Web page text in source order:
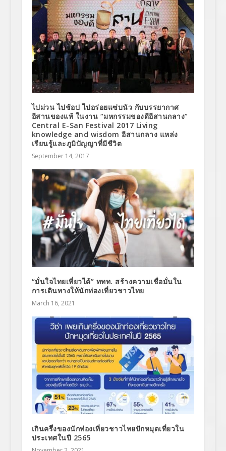
ไปม่วน ไปช้อป ไปอร่อยแซ่บนัว กับบรรยากาศ
อีสานของแท้ ในงาน “มหกรรมของดีอีสานกลาง”
Central E-San Festival 2017 Living
knowledge and wisdom อีสานกลาง แหล่ง
เรียนรู้และภูมิปัญญาที่มีชีวิต
September 14, 2017
“มั่นใจไทยเที่ยวได้” ททท. สร้างความเชื่อมั่นใน
การเดินทางให้นักท่องเที่ยวชาวไทย
March 16, 2021
เกินครึ่งของนักท่องเที่ยวชาวไทยปักหมุดเที่ยวใน
ประเทศในปี 2565